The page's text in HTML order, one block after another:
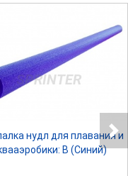
SPRINTER
нудл для плавания и
B (Синий)